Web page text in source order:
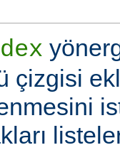
çizgisi